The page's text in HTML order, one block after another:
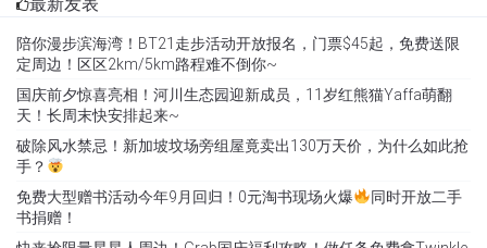
陪你漫步滨海湾！BT21走步活动开放报名，门票$45起，免费送限
定周边！区区2km/5km路程难不倒你~
国庆前夕惊喜亮相！河川生态园迎新成员，11岁红熊猫Yaffa萌翻
天！长周末快安排起来~
破除风水禁忌！新加坡坟场旁组屋竟卖出130万天价，为什么如此抢
手？
免费大型赠书活动今年9月回归！0元淘书现场火爆
同时开放二手
书捐赠！